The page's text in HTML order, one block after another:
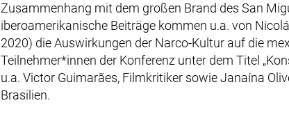
Zusammenhang mit dem großen Brand des San
iberoamerikanische Beiträge kommen u.a. von
2020) die Auswirkungen der Narco-Kultur auf die
Teilnehmer*innen der Konferenz unter dem Titel
u.a. Victor Guimarães, Filmkritiker sowie Janaína
Brasilien.